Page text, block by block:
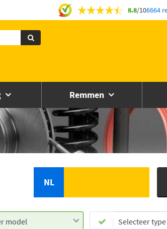
8.8/106664
Remmen
NL
model Selecteer type